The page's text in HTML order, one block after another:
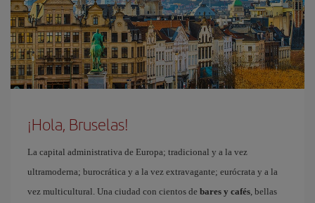
¡Hola, Bruselas!
La capital administrativa de Europa; tradicional y a la vez
ultramoderna; burocrática y a la vez extravagante; eurócrata y a la
vez multicultural. Una ciudad con cientos de bares y cafés, bellas